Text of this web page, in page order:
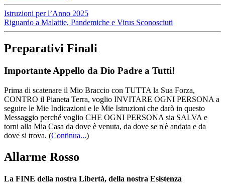
Istruzioni per l’Anno 2025
Riguardo a Malattie, Pandemiche e Virus Sconosciuti
Preparativi Finali
Importante Appello da Dio Padre a Tutti!
Prima di scatenare il Mio Braccio con TUTTA la Sua Forza,
CONTRO il Pianeta Terra, voglio INVITARE OGNI PERSONA a
seguire le Mie Indicazioni e le Mie Istruzioni che darò in questo
Messaggio perché voglio CHE OGNI PERSONA sia SALVA e
torni alla Mia Casa da dove è venuta, da dove se n'è andata e da
dove si trova. (Continua...)
Allarme Rosso
La FINE della nostra Libertà, della nostra Esistenza